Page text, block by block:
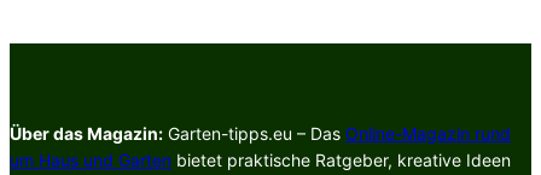
Über das Magazin: Garten-tipps.eu – Das Online-Magazin rund
um Haus und Garten bietet praktische Ratgeber, kreative Ideen